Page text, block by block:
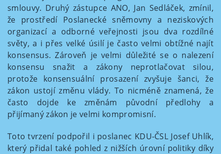
smlouvy. Druhý zástupce ANO, Jan Sedláček, zmínil,
že prostředí Poslanecké sněmovny a neziskových
organizací a odborné veřejnosti jsou dva rozdílné
světy, a i přes velké úsilí je často velmi obtížné najít
konsensus. Zároveň je velmi důležité se o nalezení
konsensu snažit a zákony neprotlačovat silou,
protože konsensuální prosazení zvyšuje šanci, že
zákon ustojí změnu vlády. To nicméně znamená, že
často dojde ke změnám původní předlohy a
přijímaný zákon je velmi kompromisní.
Toto tvrzení podpořil i poslanec KDU-ČSL Josef Uhlík,
který přidal také pohled z nižších úrovní politiky díky